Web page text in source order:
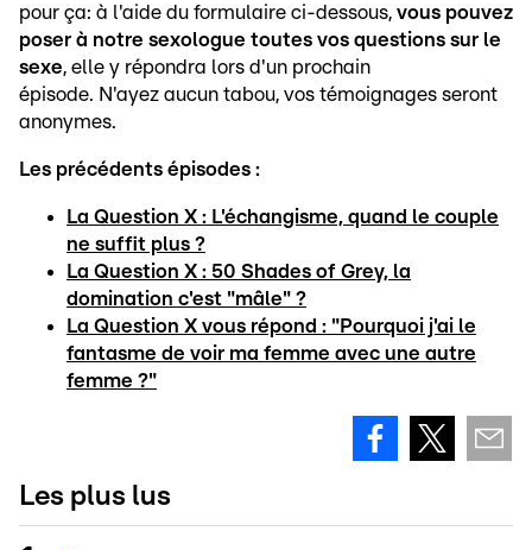
pour ça: à l'aide du formulaire ci-dessous, vous pouvez
poser à notre sexologue toutes vos questions sur le
sexe, elle y répondra lors d'un prochain
épisode. N'ayez aucun tabou, vos témoignages seront
anonymes.
Les précédents épisodes :
La Question X : L'échangisme, quand le couple
ne suffit plus ?
La Question X : 50 Shades of Grey, la
domination c'est "mâle" ?
La Question X vous répond : "Pourquoi j'ai le
fantasme de voir ma femme avec une autre
femme ?"
Les plus lus